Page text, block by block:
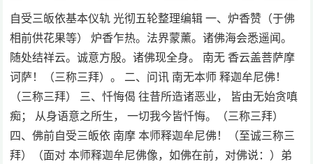
自受三皈依基本仪轨 光彻五轮整理编辑 一、炉香赞（于佛
相前供花果等） 炉香乍热。法界蒙薰。诸佛海会悉遥闻。
随处结祥云。诚意方殷。诸佛现全身。 南无 香云盖菩萨摩
诃萨！（三称三拜）。 二、问讯 南无本师 释迦牟尼佛！
（三称三拜） 三、忏悔偈 往昔所造诸恶业， 皆由无始贪嗔
痴； 从身语意之所生， 一切我今皆忏悔。（三称三拜）
四、佛前自受三皈依 南摩 本师释迦牟尼佛！（至诚三称三
拜）（面对 本师释迦牟尼佛像，如佛在前，对佛说：）弟